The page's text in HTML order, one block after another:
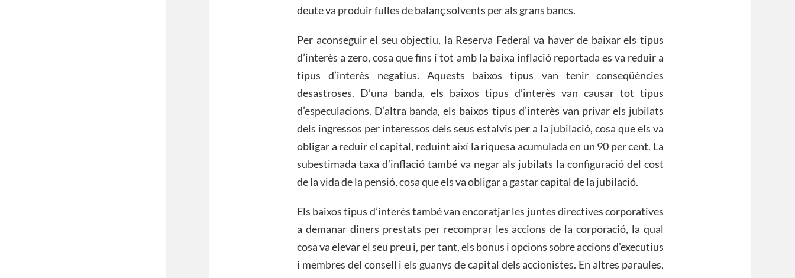
deute va produir fulles de balanç solvents per als grans bancs.
Per aconseguir el seu objectiu, la Reserva Federal va haver de baixar els tipus
d’interès a zero, cosa que fins i tot amb la baixa inflació reportada es va reduir a
tipus d’interès negatius. Aquests baixos tipus van tenir conseqüències
desastroses. D’una banda, els baixos tipus d’interès van causar tot tipus
d’especulacions. D’altra banda, els baixos tipus d’interès van privar els jubilats
dels ingressos per interessos dels seus estalvis per a la jubilació, cosa que els va
obligar a reduir el capital, reduint així la riquesa acumulada en un 90 per cent. La
subestimada taxa d’inflació també va negar als jubilats la configuració del cost
de la vida de la pensió, cosa que els va obligar a gastar capital de la jubilació.
Els baixos tipus d’interès també van encoratjar les juntes directives corporatives
a demanar diners prestats per recomprar les accions de la corporació, la qual
cosa va elevar el seu preu i, per tant, els bonus i opcions sobre accions d’executius
i membres del consell i els guanys de capital dels accionistes. En altres paraules,